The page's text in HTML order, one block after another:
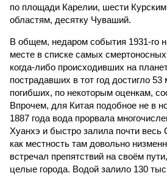
по площади Карелии, шести
областям, десятку Чуваший.
В общем, недаром события 1931-го
месте в списке самых
когда-либо происходивших на
пострадавших в тот год достигло
погибших, по некоторым оценкам,
Впрочем, для Китая подобное не в
1887 года вода прорвала
Хуанхэ и быстро залила почти весь
как местность там довольно
встречал препятствий на своём
целые города. Водой залило 130